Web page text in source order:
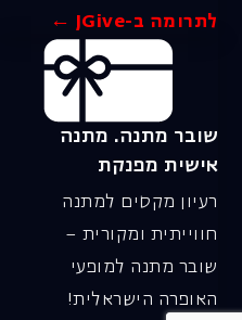
לתרומה ב-JGive ←
שובר מתנה. מתנה
אישית מפנקת
רעיון מקסים למתנה
חווייתית ומקורית –
שובר מתנה למופעי
האופרה הישראלית!